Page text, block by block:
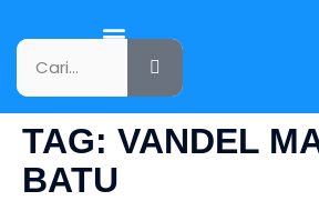
TAG: VANDEL
BATU